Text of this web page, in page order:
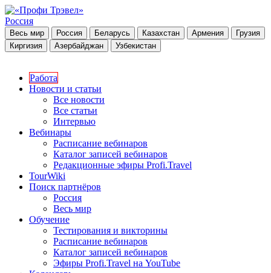
Россия
Весь мир Россия Беларусь Казахстан Армения
Грузия
Киргизия
Азербайджан Узбекистан
Работа
Новости и статьи
Все новости
Все статьи
Интервью
Вебинары
Расписание вебинаров
Каталог записей вебинаров
Редакционные эфиры Profi.Travel
TourWiki
Поиск партнёров
Россия
Весь мир
Обучение
Тестирования и викторины
Расписание вебинаров
Каталог записей вебинаров
Эфиры Profi.Travel на YouTube